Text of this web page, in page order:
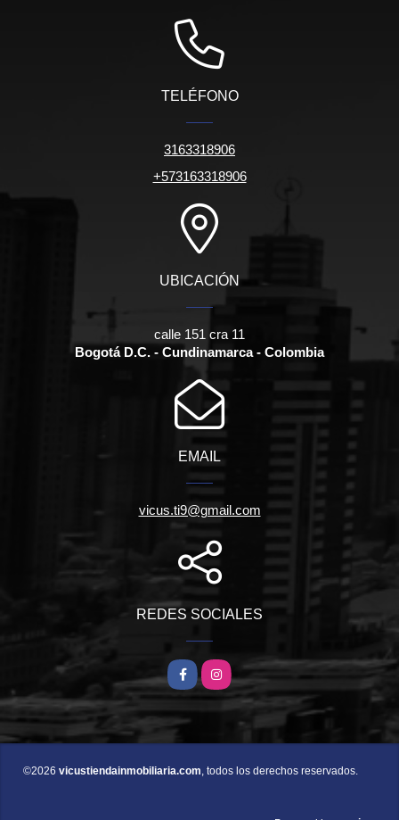
TELÉFONO
3163318906
+573163318906
UBICACIÓN
calle 151 cra 11
Bogotá D.C. - Cundinamarca - Colombia
EMAIL
vicus.ti9@gmail.com
REDES SOCIALES
FacebookInstagram
©2026 vicustiendainmobiliaria.com, todos los derechos reservados.